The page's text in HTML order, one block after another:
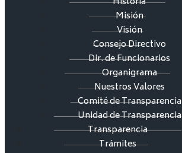
Misión
Visión
Consejo Directivo
Dir. de Funcionarios
Organigrama
Nuestros Valores
Comité de Transparencia
Unidad de Transparencia
Transparencia
Trámites